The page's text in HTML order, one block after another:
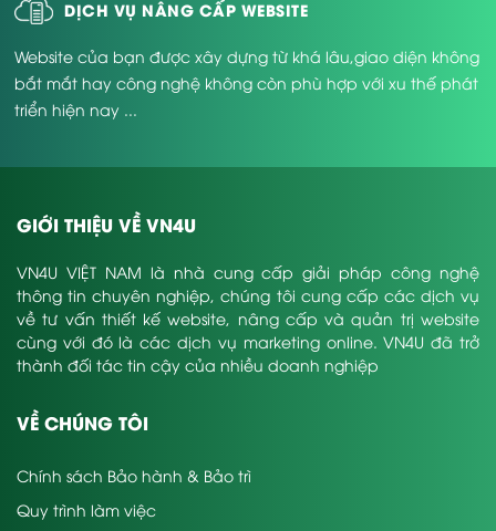
DỊCH VỤ NÂNG CẤP WEBSITE
Website của bạn được xây dựng từ khá lâu,giao diện không
bắt mắt hay công nghệ không còn phù hợp với xu thế phát
triển hiện nay ...
GIỚI THIỆU VỀ VN4U
VN4U VIỆT NAM là nhà cung cấp giải pháp công nghệ
thông tin chuyên nghiệp, chúng tôi cung cấp các dịch vụ
về tư vấn thiết kế website, nâng cấp và quản trị website
cùng với đó là các dịch vụ marketing online. VN4U đã trở
thành đối tác tin cậy của nhiều doanh nghiệp
VỀ CHÚNG TÔI
Chính sách Bảo hành & Bảo trì
Quy trình làm việc